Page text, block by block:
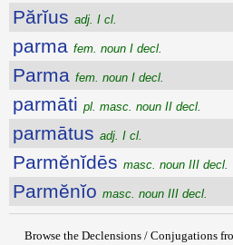
Părĭus adj. I cl.
parma fem. noun I decl.
Parma fem. noun I decl.
parmāti pl. masc. noun II decl.
parmātus adj. I cl.
Parmĕnĭdēs masc. noun III decl.
Parmĕnĭo masc. noun III decl.
Browse the Declensions / Conjugations